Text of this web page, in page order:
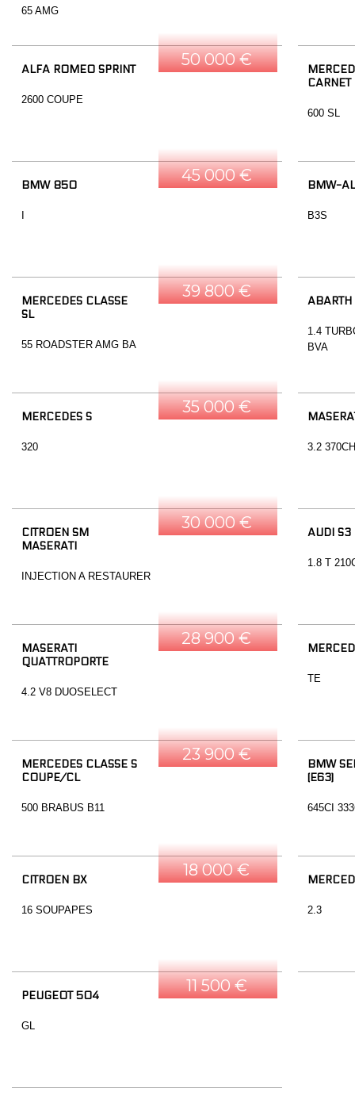
65 AMG
50 000 €
ALFA ROMEO SPRINT
2600 COUPE
CARNET
600 SL
45 000 €
BMW 850 BMW-
B3S
39 800 €
MERCEDES CLASSE
SL
55 ROADSTER AMG BA
1.4
BVA
35 000 €
MERCEDES S
320 3.2
30 000 €
CITROEN SM
MASERATI
INJECTION A RESTAURER
AUDI S3
1.8 T
28 900 €
MASERATI
QUATTROPORTE
4.2 V8 DUOSELECT
TE
23 900 €
MERCEDES CLASSE S
COUPE/CL
500 BRABUS B11
BMW
(E63)
645CI
18 000 €
CITROEN BX
16 SOUPAPES 2.3
11 500 €
PEUGEOT 504
GL